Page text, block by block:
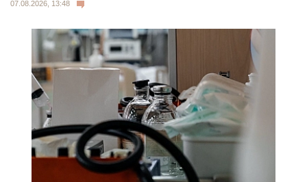
07.08.2026, 13:48